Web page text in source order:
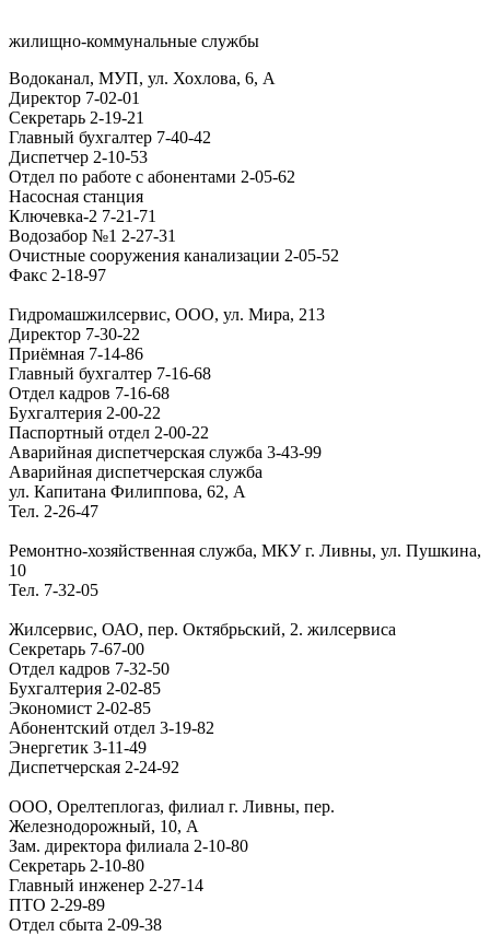
жилищно-коммунальные службы
Водоканал, МУП, ул. Хохлова, 6, А
Директор 7-02-01
Секретарь 2-19-21
Главный бухгалтер 7-40-42
Диспетчер 2-10-53
Отдел по работе с абонентами 2-05-62
Насосная станция
Ключевка-2 7-21-71
Водозабор №1 2-27-31
Очистные сооружения канализации 2-05-52
Факс 2-18-97
Гидромашжилсервис, ООО, ул. Мира, 213
Директор 7-30-22
Приёмная 7-14-86
Главный бухгалтер 7-16-68
Отдел кадров 7-16-68
Бухгалтерия 2-00-22
Паспортный отдел 2-00-22
Аварийная диспетчерская служба 3-43-99
Аварийная диспетчерская служба
ул. Капитана Филиппова, 62, А
Тел. 2-26-47
Ремонтно-хозяйственная служба, МКУ г. Ливны, ул. Пушкина,
10
Тел. 7-32-05
Жилсервис, ОАО, пер. Октябрьский, 2. жилсервиса
Секретарь 7-67-00
Отдел кадров 7-32-50
Бухгалтерия 2-02-85
Экономист 2-02-85
Абонентский отдел 3-19-82
Энергетик 3-11-49
Диспетчерская 2-24-92
ООО, Орелтеплогаз, филиал г. Ливны, пер.
Железнодорожный, 10, А
Зам. директора филиала 2-10-80
Секретарь 2-10-80
Главный инженер 2-27-14
ПТО 2-29-89
Отдел сбыта 2-09-38